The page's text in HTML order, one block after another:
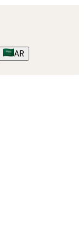
AR